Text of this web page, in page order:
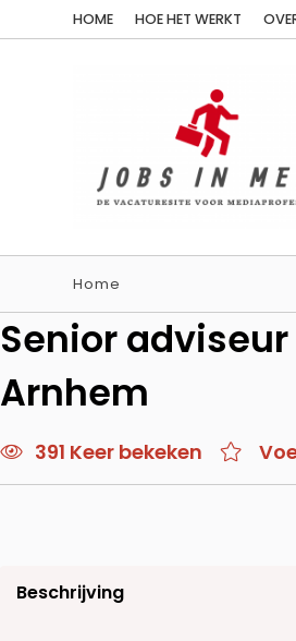
HOME HOE HET WERKT
Home
Senior
Arnhem
391 Keer bekeken
Beschrijving